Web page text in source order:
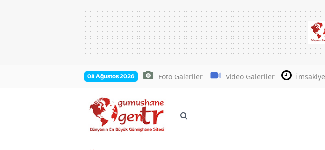
08 Ağustos 2026 Foto Galeriler Video Galeriler İmsakiye